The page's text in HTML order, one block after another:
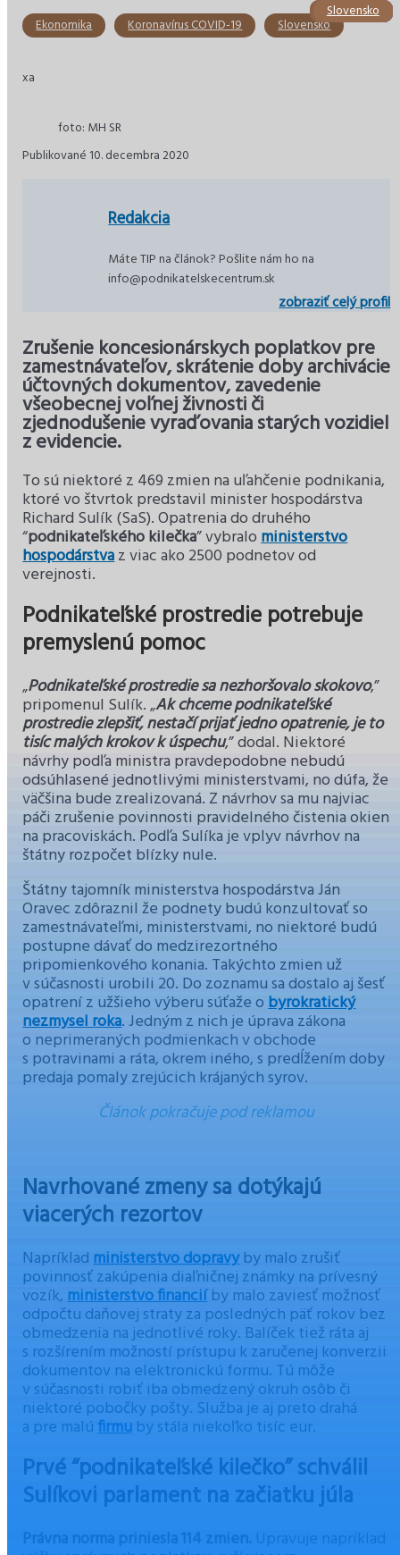
Ekonomika Koronavírus COVID-19 Slovensko
xa
foto: MH SR
Publikované 10. decembra 2020
Redakcia
Máte TIP na článok? Pošlite nám ho na
info@podnikatelskecentrum.sk
zobraziť celý profil
Zrušenie koncesionárskych poplatkov pre
zamestnávateľov, skrátenie doby archivácie
účtovných dokumentov, zavedenie
všeobecnej voľnej živnosti či
zjednodušenie vyraďovania starých vozidiel
z evidencie.
To sú niektoré z 469 zmien na uľahčenie podnikania,
ktoré vo štvrtok predstavil minister hospodárstva
Richard Sulík (SaS). Opatrenia do druhého
“podnikateľského kilečka” vybraloministerstvo
hospodárstvaz viac ako 2500 podnetov od
verejnosti.
Podnikateľské prostredie potrebuje
premyslenú pomoc
„Podnikateľské prostredie sa nezhoršovalo skokovo,”
pripomenul Sulík. „Ak chceme podnikateľské
prostredie zlepšiť, nestačí prijať jedno opatrenie, je to
tisíc malých krokov k úspechu,” dodal. Niektoré
návrhy podľa ministra pravdepodobne nebudú
odsúhlasené jednotlivými ministerstvami, no dúfa, že
väčšina bude zrealizovaná. Z návrhov sa mu najviac
páči zrušenie povinnosti pravidelného čistenia okien
na pracoviskách. Podľa Sulíka je vplyv návrhov na
štátny rozpočet blízky nule.
Štátny tajomník ministerstva hospodárstva Ján
Oravec zdôraznil že podnety budú konzultovať so
zamestnávateľmi, ministerstvami, no niektoré budú
postupne dávať do medzirezortného
pripomienkového konania. Takýchto zmien už
v súčasnosti urobili 20. Do zoznamu sa dostalo aj šesť
opatrení z užšieho výberu súťaže obyrokratický
nezmysel roka. Jedným z nich je úprava zákona
o neprimeraných podmienkach v obchode
s potravinami a ráta, okrem iného, s predĺžením doby
predaja pomaly zrejúcich krájaných syrov.
Článok pokračuje pod reklamou
Navrhované zmeny sa dotýkajú
viacerých rezortov
Napríkladministerstvo dopravyby malo zrušiť
povinnosť zakúpenia diaľničnej známky na prívesný
vozík,ministerstvo financiíby malo zaviesť možnosť
odpočtu daňovej straty za posledných päť rokov bez
obmedzenia na jednotlivé roky. Balíček tiež ráta aj
s rozšírením možností prístupu k zaručenej konverzii
dokumentov na elektronickú formu. Tú môže
v súčasnosti robiť iba obmedzený okruh osôb či
niektoré pobočky pošty. Služba je aj preto drahá
a pre malúfirmu by stála niekoľko tisíc eur.
Prvé “podnikateľské kilečko” schválil
Sulíkovi parlament na začiatku júla
Právna norma priniesla 114 zmien. Upravuje napríklad
Slovensko
Ekonomika
Slovensko
Ekonomika
Dane
Slovensko